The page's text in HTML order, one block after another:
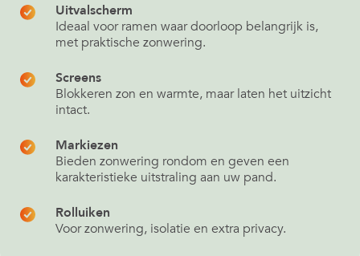
Uitvalscherm
Ideaal voor ramen waar doorloop belangrijk is,
met praktische zonwering.
Screens
Blokkeren zon en warmte, maar laten het uitzicht
intact.
Markiezen
Bieden zonwering rondom en geven een
karakteristieke uitstraling aan uw pand.
Rolluiken
Voor zonwering, isolatie en extra privacy.